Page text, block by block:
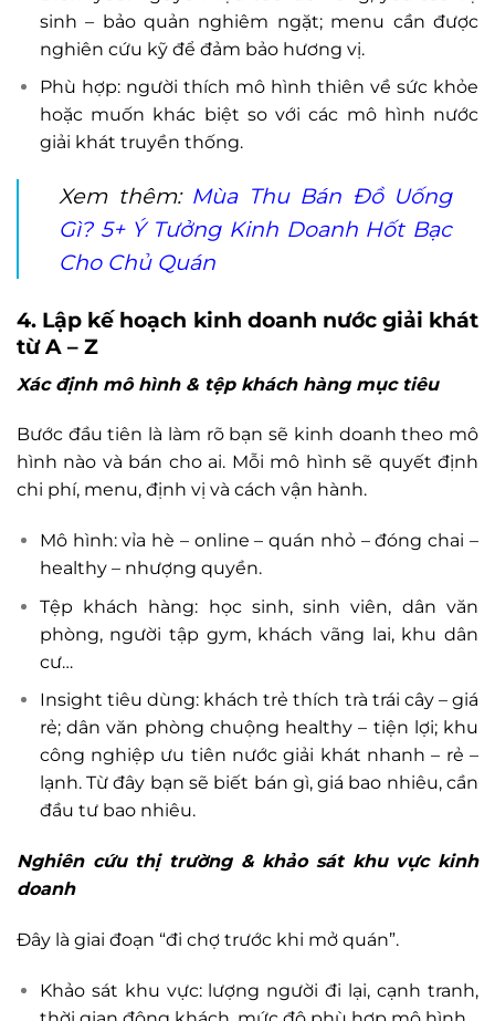
sinh – bảo quản nghiêm ngặt; menu cần được
nghiên cứu kỹ để đảm bảo hương vị.
Phù hợp: người thích mô hình thiên về sức khỏe
hoặc muốn khác biệt so với các mô hình nước
giải khát truyền thống.
Xem thêm: Mùa Thu Bán Đồ Uống
Gì? 5+ Ý Tưởng Kinh Doanh Hốt Bạc
Cho Chủ Quán
4. Lập kế hoạch kinh doanh nước giải khát
từ A – Z
Xác định mô hình & tệp khách hàng mục tiêu
Bước đầu tiên là làm rõ bạn sẽ kinh doanh theo mô
hình nào và bán cho ai. Mỗi mô hình sẽ quyết định
chi phí, menu, định vị và cách vận hành.
Mô hình: vỉa hè – online – quán nhỏ – đóng chai –
healthy – nhượng quyền.
Tệp khách hàng: học sinh, sinh viên, dân văn
phòng, người tập gym, khách vãng lai, khu dân
cư…
Insight tiêu dùng: khách trẻ thích trà trái cây – giá
rẻ; dân văn phòng chuộng healthy – tiện lợi; khu
công nghiệp ưu tiên nước giải khát nhanh – rẻ –
lạnh. Từ đây bạn sẽ biết bán gì, giá bao nhiêu, cần
đầu tư bao nhiêu.
Nghiên cứu thị trường & khảo sát khu vực kinh
doanh
Đây là giai đoạn “đi chợ trước khi mở quán”.
Khảo sát khu vực: lượng người đi lại, cạnh tranh,